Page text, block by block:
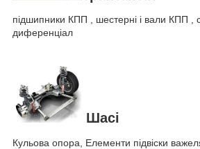
підшипники КПП , шестерні і вали КПП ,
диференціал
Шасі
Кульова опора, Елементи підвіски